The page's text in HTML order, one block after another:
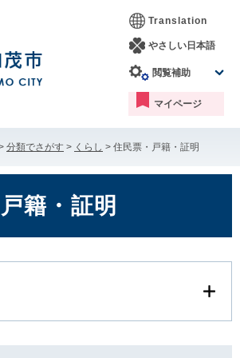
Translation
やさしい日本語
閲覧補助
マイページ
分類でさがす > くらし > 住民票・戸籍・証明
籍・証明